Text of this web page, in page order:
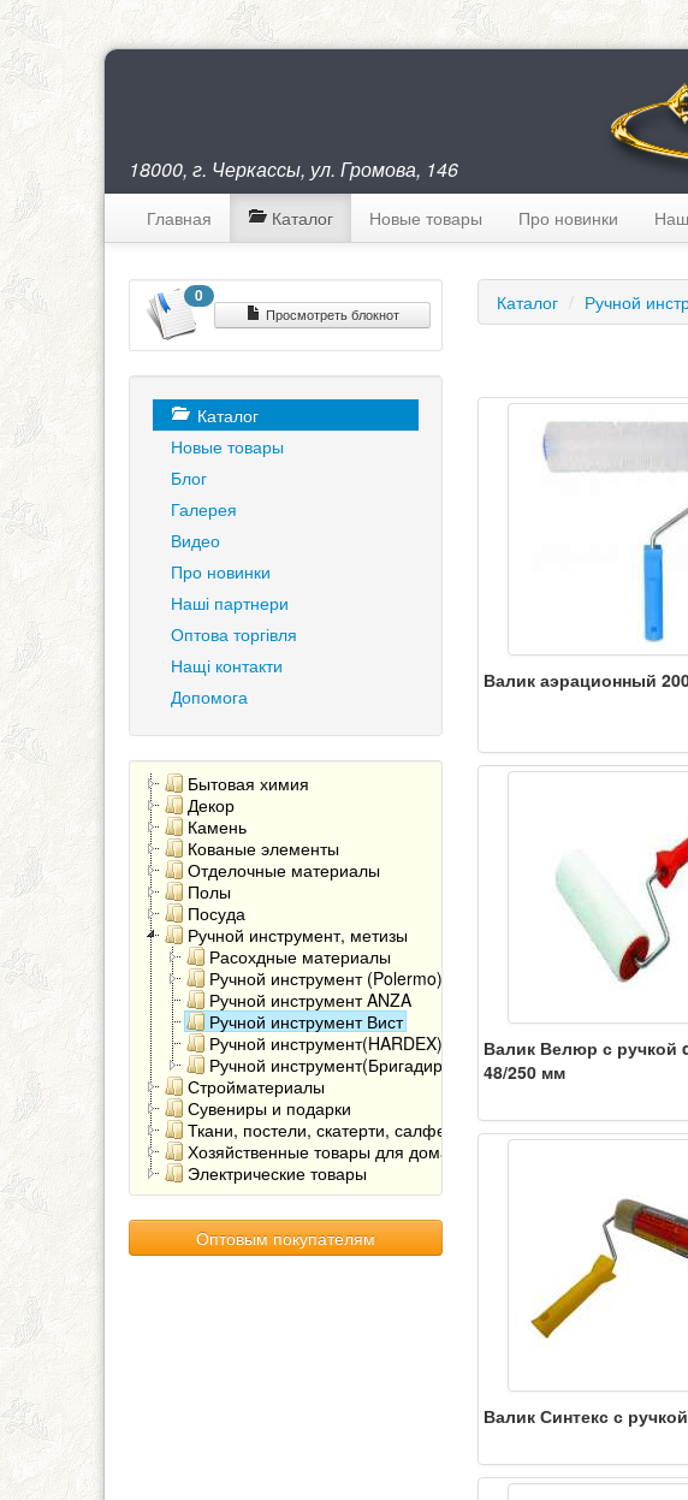
18000, г. Черкассы, ул. Громова, 146
Главная Каталог Новые товары Про новинки
0
Просмотреть блокнот
Каталог
Новые товары
Блог
Галерея
Видео
Про новинки
Наші партнери
Оптова торгівля
Нащі контакти
Допомога
Бытовая химия
Декор
Камень
Кованые элементы
Отделочные материалы
Полы
Посуда
Ручной инструмент, метизы
Расохдные материалы
Ручной инструмент (Polermo)
Ручной инструмент ANZA
Ручной инструмент Вист
Ручной инструмент(HARDEX)
Ручной инструмент(Бригадир)
Стройматериалы
Сувениры и подарки
Ткани, постели, скатерти, салфетки
Хозяйственные товары для дома
Электрические товары
Оптовым покупателям
Каталог / Ручной
Валик аэрационный
Валик Велюр с ручкой
48/250 мм
Валик Синтекс с